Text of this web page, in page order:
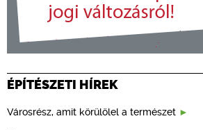
ÉPÍTÉSZETI HÍREK
Városrész, amit körülölel a természet